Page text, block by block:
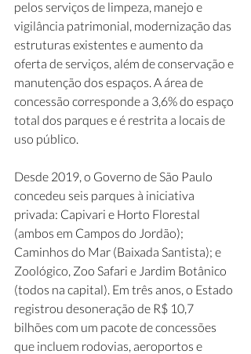
pelos serviços de limpeza, manejo e
vigilância patrimonial, modernização das
estruturas existentes e aumento da
oferta de serviços, além de conservação e
manutenção dos espaços. A área de
concessão corresponde a 3,6% do espaço
total dos parques e é restrita a locais de
uso público.
Desde 2019, o Governo de São Paulo
concedeu seis parques à iniciativa
privada: Capivari e Horto Florestal
(ambos em Campos do Jordão);
Caminhos do Mar (Baixada Santista); e
Zoológico, Zoo Safari e Jardim Botânico
(todos na capital). Em três anos, o Estado
registrou desoneração de R$ 10,7
bilhões com um pacote de concessões
que incluem rodovias, aeroportos e